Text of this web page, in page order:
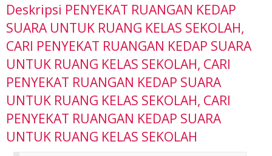
Deskripsi PENYEKAT RUANGAN KEDAP
SUARA UNTUK RUANG KELAS SEKOLAH,
CARI PENYEKAT RUANGAN KEDAP SUARA
UNTUK RUANG KELAS SEKOLAH, CARI
PENYEKAT RUANGAN KEDAP SUARA
UNTUK RUANG KELAS SEKOLAH, CARI
PENYEKAT RUANGAN KEDAP SUARA
UNTUK RUANG KELAS SEKOLAH